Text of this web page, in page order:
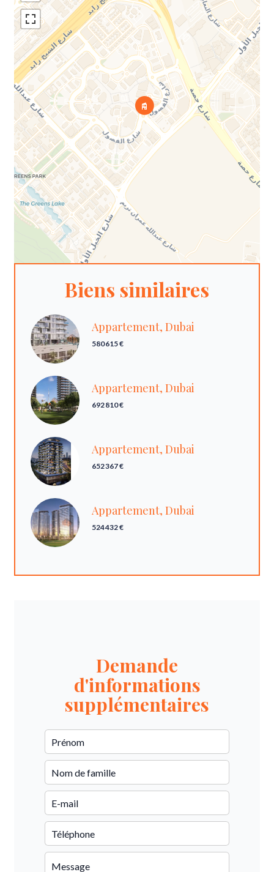
Biens similaires
Appartement, Dubai
580 615 €
Appartement, Dubai
692 810 €
Appartement, Dubai
652 367 €
Appartement, Dubai
524 432 €
Demande
d'informations
supplémentaires